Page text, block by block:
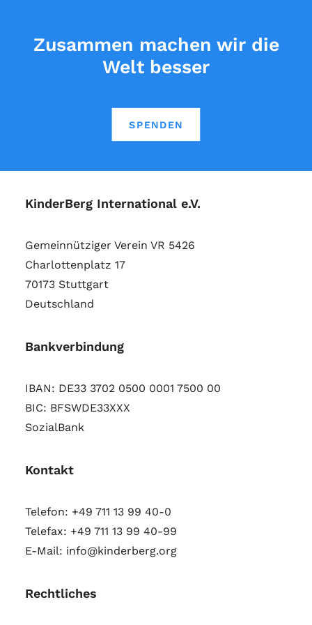
Zusammen machen wir die
Welt besser
SPENDEN
KinderBerg International e.V.
Gemeinnütziger Verein VR 5426
Charlottenplatz 17
70173 Stuttgart
Deutschland
Bankverbindung
IBAN: DE33 3702 0500 0001 7500 00
BIC: BFSWDE33XXX
SozialBank
Kontakt
Telefon: +49 711 13 99 40-0
Telefax: +49 711 13 99 40-99
E-Mail: info@kinderberg.org
Rechtliches